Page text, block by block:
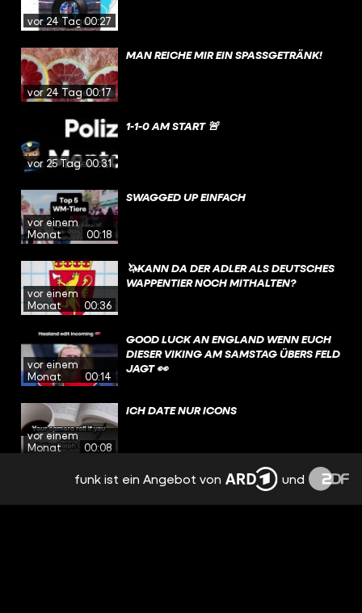
vor 24 Tagen00:27
vor 24 Tagen00:17
MAN REICHE MIR EIN SPASSGETRÄNK!
vor 25 Tagen00:31
1-1-0 AM START 🚨
vor einem
Monat
00:18
SWAGGED UP EINFACH
vor einem
Monat
00:36
🦄KANN DA DER ADLER ALS DEUTSCHES
WAPPENTIER NOCH MITHALTEN?
vor einem
Monat
00:14
GOOD LUCK AN ENGLAND WENN EUCH
DIESER VIKING AM SAMSTAG ÜBERS FELD
JAGT 👀
vor einem
Monat
00:08
ICH DATE NUR ICONS
vor einem
ICH DATE NUR ICONS
funk ist ein Angebot von und